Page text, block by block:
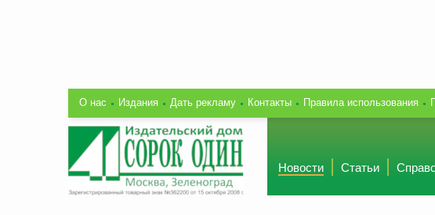
О нас Издания Дать рекламу Контакты Правила использования
Новости Статьи